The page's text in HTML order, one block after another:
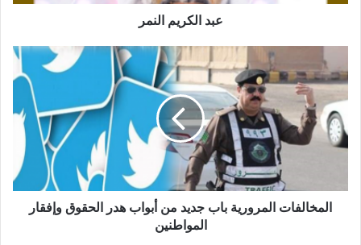
عبد الكريم النمر
المخالفات المرورية باب جديد من أبواب هدر الحقوق وإفقار
المواطنين